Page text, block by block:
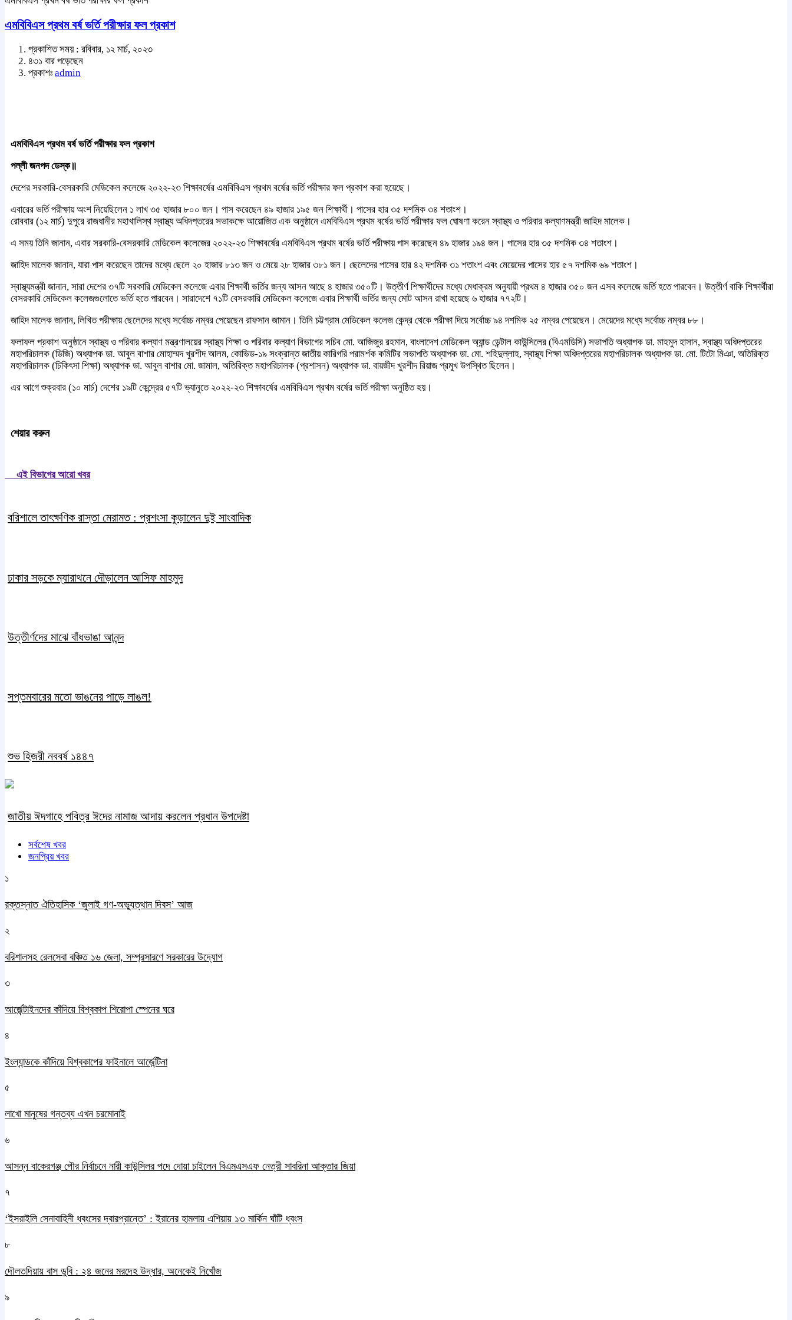
এমবিবিএস প্রথম বর্ষ ভর্তি পরীক্ষার ফল প্রকাশ
প্রকাশিত সময় : রবিবার, ১২ মার্চ, ২০২৩
৪৩১ বার পড়েছেন
প্রকাশঃ admin
এমবিবিএস প্রথম বর্ষ ভর্তি পরীক্ষার ফল প্রকাশ
পল্লী জনপদ ডেস্ক॥
দেশের সরকারি-বেসরকারি মেডিকেল কলেজে ২০২২-২৩ শিক্ষাবর্ষের এমবিবিএস প্রথম বর্ষের ভর্তি পরীক্ষার ফল প্রকাশ করা হয়েছে।
এবারের ভর্তি পরীক্ষায় অংশ নিয়েছিলেন ১ লাখ ৩৫ হাজার ৮০০ জন। পাস করেছেন ৪৯ হাজার ১৯৫ জন শিক্ষার্থী। পাসের হার ৩৫ দশমিক ৩৪ শতাংশ।
রোববার (১২ মার্চ) দুপুরে রাজধানীর মহাখালিস্থ স্বাস্থ্য অধিদপ্তরের সভাকক্ষে আয়োজিত এক অনুষ্ঠানে এমবিবিএস প্রথম বর্ষের ভর্তি পরীক্ষার ফল ঘোষণা করেন স্বাস্থ্য ও পরিবার কল্যাণমন্ত্রী জাহিদ মালেক।
এ সময় তিনি জানান, এবার সরকারি-বেসরকারি মেডিকেল কলেজের ২০২২-২৩ শিক্ষাবর্ষের এমবিবিএস প্রথম বর্ষের ভর্তি পরীক্ষায় পাস করেছেন ৪৯ হাজার ১৯৪ জন। পাসের হার ৩৫ দশমিক ৩৪ শতাংশ।
জাহিদ মালেক জানান, যারা পাস করেছেন তাদের মধ্যে ছেলে ২০ হাজার ৮১৩ জন ও মেয়ে ২৮ হাজার ৩৮১ জন। ছেলেদের পাসের হার ৪২ দশমিক ৩১ শতাংশ এবং মেয়েদের পাসের হার ৫৭ দশমিক ৬৯ শতাংশ।
স্বাস্থ্যমন্ত্রী জানান, সারা দেশের ৩৭টি সরকারি মেডিকেল কলেজে এবার শিক্ষার্থী ভর্তির জন্য আসন আছে ৪ হাজার ৩৫০টি। উত্তীর্ণ শিক্ষার্থীদের মধ্যে মেধাক্রম অনুযায়ী প্রথম ৪ হাজার ৩৫০ জন এসব কলেজে ভর্তি হতে পারবেন। উত্তীর্ণ বাকি শিক্ষার্থীরা
বেসরকারি মেডিকেল কলেজগুলোতে ভর্তি হতে পারবেন। সারাদেশে ৭১টি বেসরকারি মেডিকেল কলেজে এবার শিক্ষার্থী ভর্তির জন্য মোট আসন রাখা হয়েছে ৬ হাজার ৭৭২টি।
জাহিদ মালেক জানান, লিখিত পরীক্ষায় ছেলেদের মধ্যে সর্বোচ্চ নম্বর পেয়েছেন রাফসান জামান। তিনি চট্টগ্রাম মেডিকেল কলেজ কেন্দ্র থেকে পরীক্ষা দিয়ে সর্বোচ্চ ৯৪ দশমিক ২৫ নম্বর পেয়েছেন। মেয়েদের মধ্যে সর্বোচ্চ নম্বর ৮৮।
ফলাফল প্রকাশ অনুষ্ঠানে স্বাস্থ্য ও পরিবার কল্যাণ মন্ত্রণালয়ের স্বাস্থ্য শিক্ষা ও পরিবার কল্যাণ বিভাগের সচিব মো. আজিজুর রহমান, বাংলাদেশ মেডিকেল অ্যান্ড ডেন্টাল কাউন্সিলের (বিএমডিসি) সভাপতি অধ্যাপক ডা. মাহমুদ হাসান, স্বাস্থ্য অধিদপ্তরের
মহাপরিচালক (ডিজি) অধ্যাপক ডা. আবুল বাশার মোহাম্মদ খুরশীদ আলম, কোভিড-১৯ সংক্রান্ত জাতীয় কারিগরি পরামর্শক কমিটির সভাপতি অধ্যাপক ডা. মো. শহিদুল্লাহ, স্বাস্থ্য শিক্ষা অধিদপ্তরের মহাপরিচালক অধ্যাপক ডা. মো. টিটো মিঞা, অতিরিক্ত
মহাপরিচালক (চিকিৎসা শিক্ষা) অধ্যাপক ডা. আবুল বাশার মো. জামাল, অতিরিক্ত মহাপরিচালক (প্রশাসন) অধ্যাপক ডা. বায়জীদ খুরশীদ রিয়াজ প্রমুখ উপস্থিত ছিলেন।
এর আগে শুক্রবার (১০ মার্চ) দেশের ১৯টি কেন্দ্রের ৫৭টি ভ্যানুতে ২০২২-২৩ শিক্ষাবর্ষের এমবিবিএস প্রথম বর্ষের ভর্তি পরীক্ষা অনুষ্ঠিত হয়।
শেয়ার করুন
এই বিভাগের আরো খবর
বরিশালে তাৎক্ষণিক রাস্তা মেরামত : প্রশংসা কুড়ালেন দুই সাংবাদিক
ঢাকার সড়কে ম্যারাথনে দৌড়ালেন আসিফ মাহমুদ
উত্তীর্ণদের মাঝে বাঁধভাঙা আনন্দ
সপ্তমবারের মতো ভাঙনের পাড়ে লাঙল!
শুভ হিজরী নববর্ষ ১৪৪৭
জাতীয় ঈদগাহে পবিত্র ঈদের নামাজ আদায় করলেন প্রধান উপদেষ্টা
সর্বশেষ খবর
জনপ্রিয় খবর
১
রক্তস্নাত ঐতিহাসিক ‌‘জুলাই গণ-অভ্যুত্থান দিবস’ আজ
২
বরিশালসহ রেলসেবা বঞ্চিত ১৬ জেলা, সম্প্রসারণে সরকারের উদ্যোগ
৩
আর্জেন্টাইনদের কাঁদিয়ে বিশ্বকাপ শিরোপা স্পেনের ঘরে
৪
ইংল্যান্ডকে কাঁদিয়ে বিশ্বকাপের ফাইনালে আর্জেন্টিনা
৫
লাখো মানুষের গন্তব্য এখন চরমোনাই
৬
আসন্ন বাকেরগঞ্জ পৌর নির্বাচনে নারী কাউন্সিলর পদে দোয়া চাইলেন বিএমএসএফ নেত্রী সাবরিনা আক্তার জিয়া
৭
‘ইসরাইলি সেনাবাহিনী ধ্বংসের দ্বারপ্রান্তে’ : ইরানের হামলায় এশিয়ায় ১৩ মার্কিন ঘাঁটি ধ্বংস
৮
দৌলতদিয়ায় বাস ডুবি : ২৪ জনের মরদেহ উদ্ধার, অনেকেই নিখোঁজ
৯